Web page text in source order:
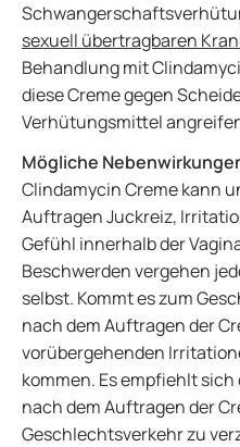
sexuell übertragbaren
Behandlung mit
diese Creme gegen
Verhütungsmittel
Mögliche
Clindamycin Creme kann
Auftragen Juckreiz,
Gefühl innerhalb der
Beschwerden vergehen
selbst. Kommt es zum
nach dem Auftragen der
vorübergehenden
kommen. Es empfiehlt
nach dem Auftragen der
Geschlechtsverkehr zu